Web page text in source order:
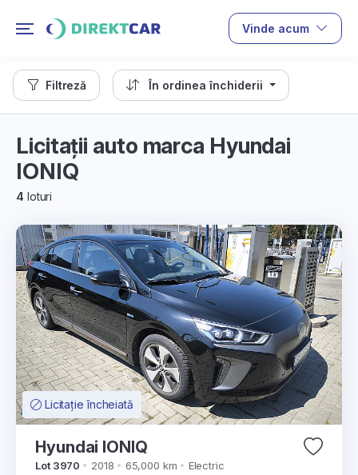
Vinde acum
Filtreză În ordinea închiderii
Licitații auto marca Hyundai
IONIQ
4 loturi
Licitație încheiată
Hyundai IONIQ
Lot 3970 2018 65,000 km
Electric